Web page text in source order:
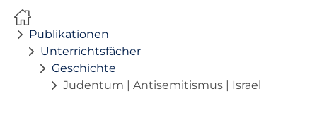
Publikationen
Neuheiten
Publikationen
Unterrichtsfächer
Geschichte
Judentum | Antisemitismus | Israel